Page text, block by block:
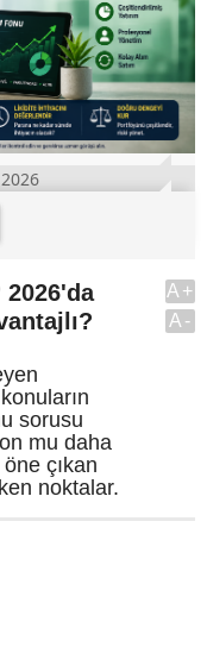
2026'da
sorusu
mu daha
çıkan
noktalar.
A+
A-